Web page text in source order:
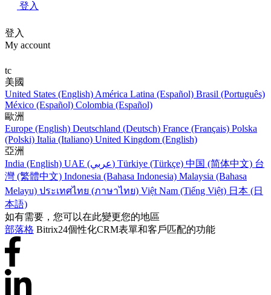
登入
登入
My account
tc
美國
United States (English) América Latina (Español) Brasil (Português)
México (Español) Colombia (Español)
歐洲
Europe (English) Deutschland (Deutsch) France (Français) Polska
(Polski) Italia (Italiano) United Kingdom (English)
亞洲
India (English)
UAE (عربي) Türkiye (Türkçe) 中国 (简体中文) 台
灣 (繁體中文) Indonesia (Bahasa Indonesia) Malaysia (Bahasa
Melayu) ประเทศไทย (ภาษาไทย) Việt Nam (Tiếng Việt) 日本 (日
本語)
如有需要，您可以在此變更您的地區
部落格 Bitrix24個性化CRM表單和客戶匹配的功能